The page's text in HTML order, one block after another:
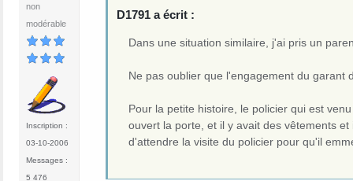
non
modérable
Inscription :
03-10-2006
Messages :
5 476
D1791 a écrit :
Dans une situation similaire, j'ai pris un
Ne pas oublier que l'engagement du garant
Pour la petite histoire, le policier qui est
ouvert la porte, et il y avait des vêtements
d'attendre la visite du policier pour qu'il